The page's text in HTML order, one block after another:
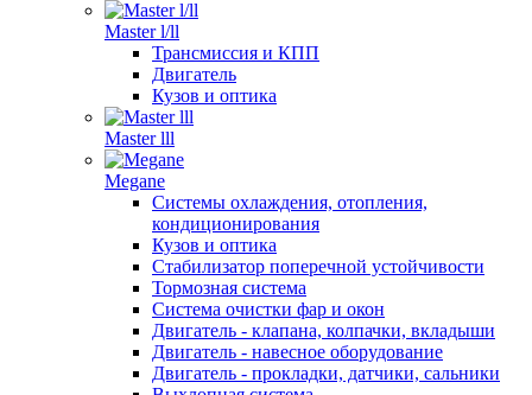
Master l/ll
Трансмиссия и КПП
Двигатель
Кузов и оптика
Master lll
Megane
Системы охлаждения, отопления,
кондиционирования
Кузов и оптика
Стабилизатор поперечной устойчивости
Тормозная система
Система очистки фар и окон
Двигатель - клапана, колпачки, вкладыши
Двигатель - навесное оборудование
Двигатель - прокладки, датчики, сальники